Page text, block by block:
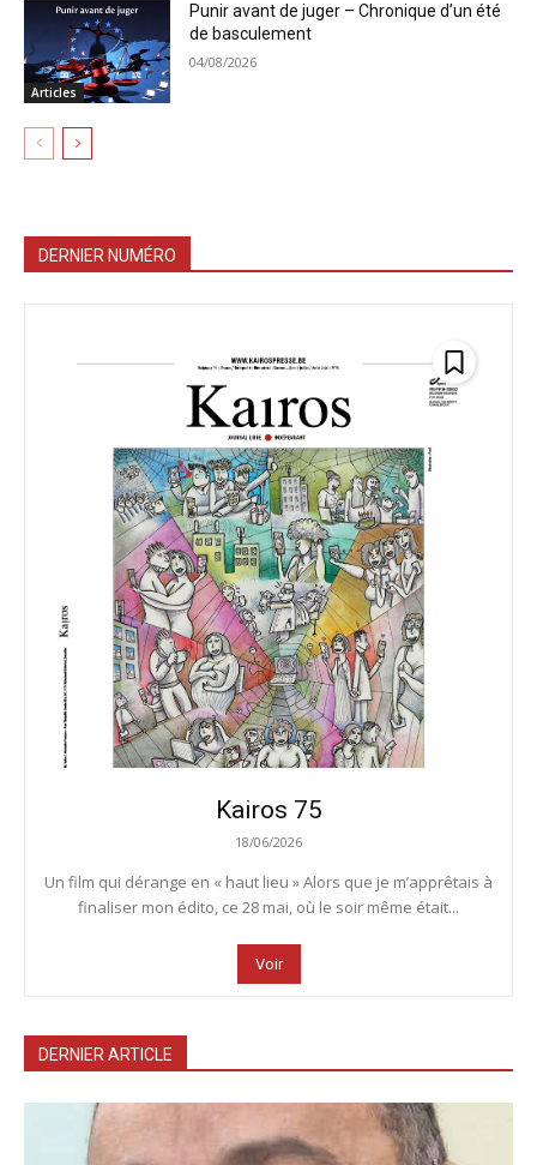
Articles
Punir avant de juger – Chronique d’un été
de basculement
04/08/2026
DERNIER NUMÉRO
Kairos 75
18/06/2026
Un film qui dérange en « haut lieu » Alors que je m’apprêtais à
finaliser mon édito, ce 28 mai, où le soir même était...
Voir
DERNIER ARTICLE